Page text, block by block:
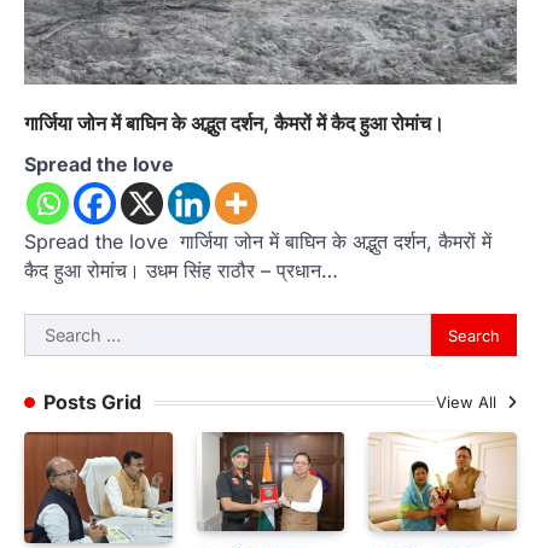
गार्जिया जोन में बाघिन के अद्भुत दर्शन, कैमरों में कैद हुआ रोमांच।
Spread the love
Spread the love गार्जिया जोन में बाघिन के अद्भुत दर्शन, कैमरों में
कैद हुआ रोमांच। उधम सिंह राठौर – प्रधान…
Search
for:
Posts Grid
View All